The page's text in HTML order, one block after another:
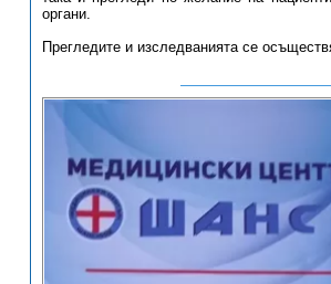
органи.
Прегледите и изследванията се